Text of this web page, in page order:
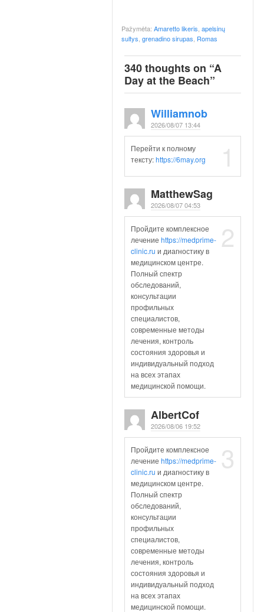
Pažymėta: Amaretto likeris apelsinų
sultys grenadino sirupas Romas
340 thoughts on “A
Day at the Beach”
Williamnob
2026/08/07 13:44
1
Перейти к полному
тексту:https://6may.org
MatthewSag
2026/08/07 04:53
2
Пройдите комплексное
лечение https://medprime-
clinic.ru и диагностику в
медицинском центре.
Полный спектр
обследований,
консультации
профильных
специалистов,
современные методы
лечения, контроль
состояния здоровья и
индивидуальный подход
на всех этапах
медицинской помощи.
AlbertCof
2026/08/06 19:52
3
Пройдите комплексное
лечение https://medprime-
clinic.ru и диагностику в
медицинском центре.
Полный спектр
обследований,
консультации
профильных
специалистов,
современные методы
лечения, контроль
состояния здоровья и
индивидуальный подход
на всех этапах
медицинской помощи.